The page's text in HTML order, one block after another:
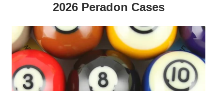
2026 Peradon Cases